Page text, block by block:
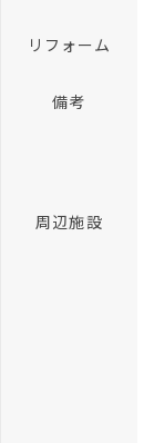
リフォーム
備考
周辺施設